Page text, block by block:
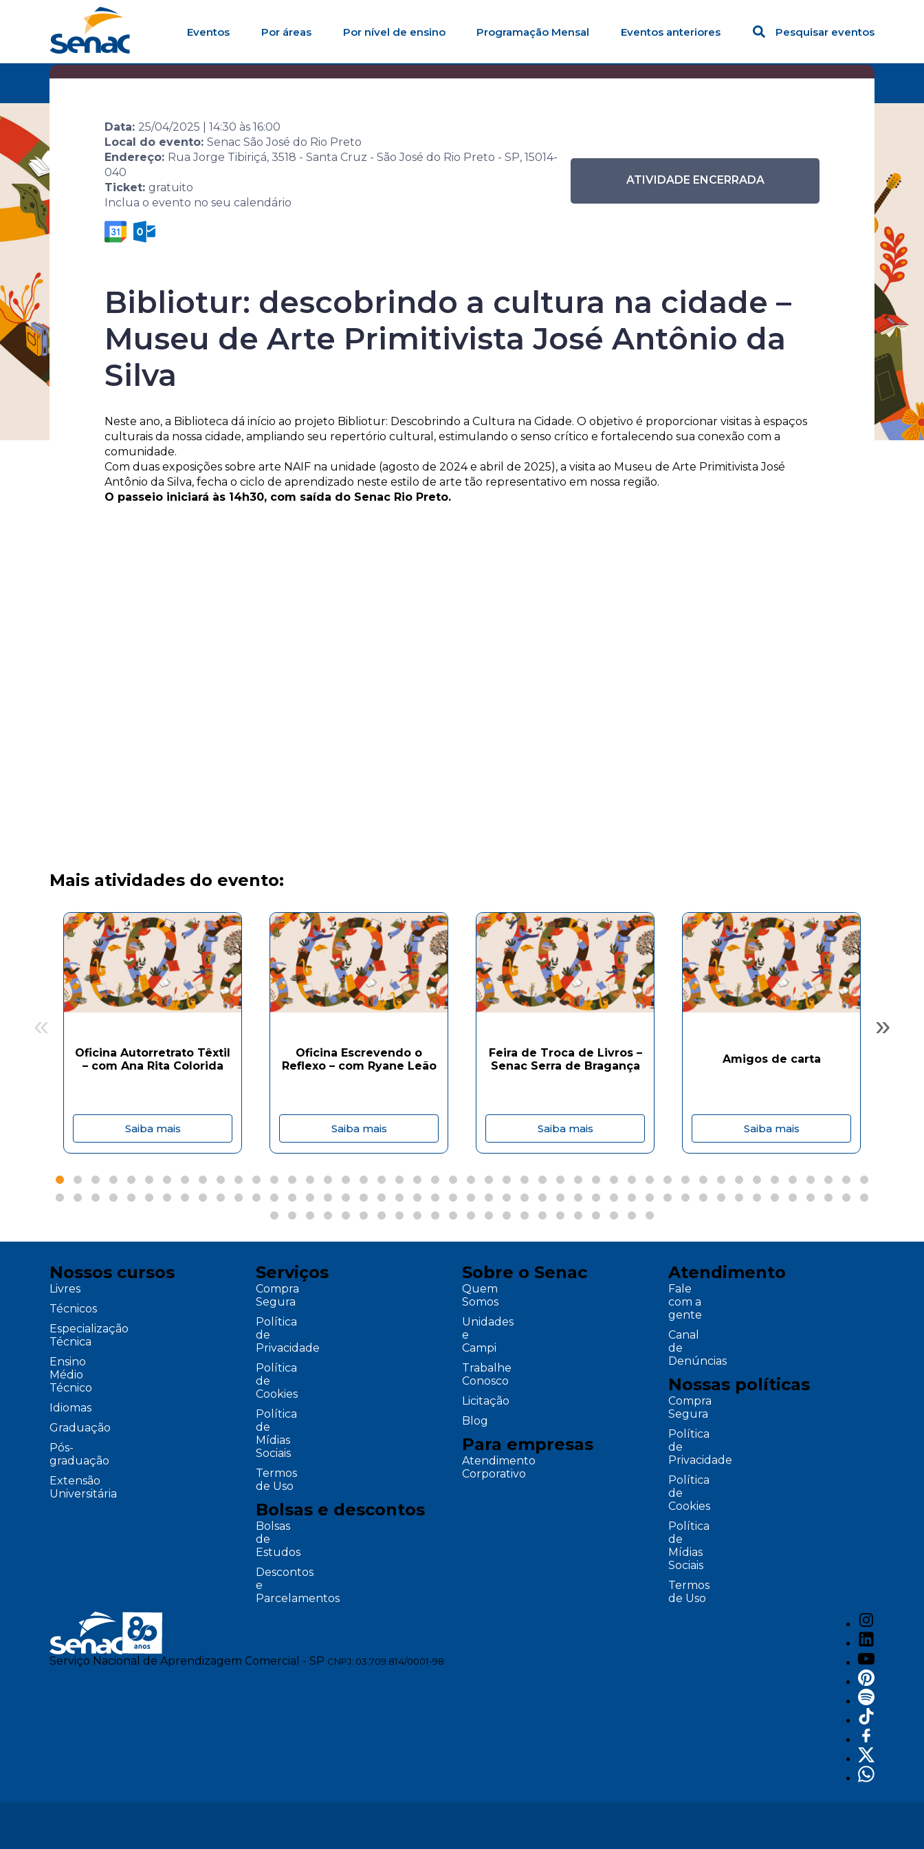
Eventos Por áreas Por nível de ensino Programação Mensal Eventos anteriores Pesquisar eventos
Home
Agenda de
Evento
10ª Semana Senac de
Atividade
Bibliotur: descobrindo a cultura na cidade – Museu de Arte Primitivista José Antônio
Data: 25/04/2025 14:30 às 16:00
Local do evento: Senac São José do Rio Preto
Endereço: Rua Jorge Tibiriçá, 3518 - Santa Cruz - São José do Rio Preto - SP, 15014-
040
Ticket: gratuito
Inclua o evento no seu calendário
ATIVIDADE ENCERRADA
Bibliotur: descobrindo a cultura na cidade –
Museu de Arte Primitivista José Antônio da
Silva
Neste ano, a Biblioteca dá início ao projeto Bibliotur: Descobrindo a Cultura na Cidade. O objetivo é proporcionar visitas à espaços
culturais da nossa cidade, ampliando seu repertório cultural, estimulando o senso crítico e fortalecendo sua conexão com a
comunidade.
Com duas exposições sobre arte NAIF na unidade (agosto de 2024 e abril de 2025), a visita ao Museu de Arte Primitivista José
Antônio da Silva, fecha o ciclo de aprendizado neste estilo de arte tão representativo em nossa região.
O passeio iniciará às 14h30, com saída do Senac Rio Preto.
Mais atividades do evento:
Oficina Autorretrato Têxtil
– com Ana Rita Colorida
Saiba mais
Oficina Escrevendo o
Reflexo – com Ryane Leão
Saiba mais
Feira de Troca de Livros –
Senac Serra de Bragança
Saiba mais
Amigos de carta
Saiba mais
« »
Nossos cursos
Livres
Técnicos
Especialização
Técnica
Ensino
Médio
Técnico
Idiomas
Graduação
Pós-
graduação
Extensão
Universitária
Serviços
Compra
Segura
Política
de
Privacidade
Política
de
Cookies
Política
de
Mídias
Sociais
Termos
de Uso
Bolsas e descontos
Bolsas
de
Estudos
Descontos
e
Parcelamentos
Sobre o Senac
Quem
Somos
Unidades
e
Campi
Trabalhe
Conosco
Licitação
Blog
Para empresas
Atendimento
Corporativo
Atendimento
Fale
com a
gente
Canal
de
Denúncias
Nossas políticas
Compra
Segura
Política
de
Privacidade
Política
de
Cookies
Política
de
Mídias
Sociais
Termos
de Uso
Serviço Nacional de Aprendizagem Comercial - SP CNPJ: 03.709.814/0001-98